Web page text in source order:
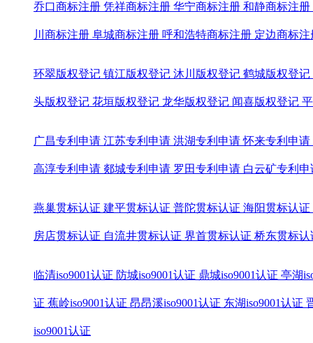
乔口商标注册 凭祥商标注册 华宁商标注册 和静商标注册
川商标注册 阜城商标注册 呼和浩特商标注册 定边商标注
环翠版权登记 镇江版权登记 沐川版权登记 鹤城版权登记
头版权登记 花垣版权登记 龙华版权登记 闻喜版权登记
广昌专利申请 江苏专利申请 洪湖专利申请 怀来专利申请
高淳专利申请 郯城专利申请 罗田专利申请 白云矿专利申
燕巢贯标认证 建平贯标认证 普陀贯标认证 海阳贯标认证
房店贯标认证 自流井贯标认证 界首贯标认证 桥东贯标认
临清iso9001认证 防城iso9001认证 鼎城iso9001认证 亭湖
证 蕉岭iso9001认证 昂昂溪iso9001认证 东湖iso9001认证
iso9001认证